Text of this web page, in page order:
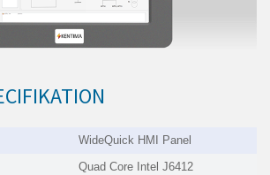
WideQuick HMI Panel
Quad Core Intel J6412